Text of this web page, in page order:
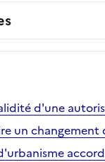
d'une
un changement